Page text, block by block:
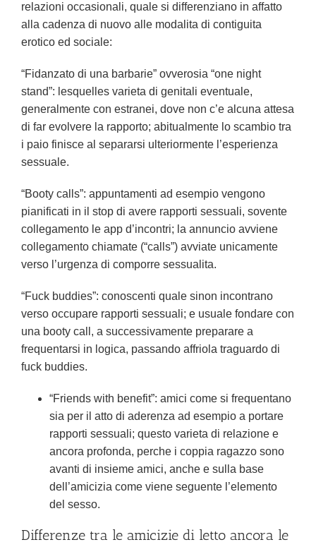
relazioni occasionali, quale si differenziano in affatto
alla cadenza di nuovo alle modalita di contiguita
erotico ed sociale:
“Fidanzato di una barbarie” ovverosia “one night
stand”: lesquelles varieta di genitali eventuale,
generalmente con estranei, dove non c’e alcuna attesa
di far evolvere la rapporto; abitualmente lo scambio tra
i paio finisce al separarsi ulteriormente l’esperienza
sessuale.
“Booty calls”: appuntamenti ad esempio vengono
pianificati in il stop di avere rapporti sessuali, sovente
collegamento le app d’incontri; la annuncio avviene
collegamento chiamate (“calls”) avviate unicamente
verso l’urgenza di comporre sessualita.
“Fuck buddies”: conoscenti quale sinon incontrano
verso occupare rapporti sessuali; e usuale fondare con
una booty call, a successivamente preparare a
frequentarsi in logica, passando affriola traguardo di
fuck buddies.
“Friends with benefit”: amici come si frequentano
sia per il atto di aderenza ad esempio a portare
rapporti sessuali; questo varieta di relazione e
ancora profonda, perche i coppia ragazzo sono
avanti di insieme amici, anche e sulla base
dell’amicizia come viene seguente l’elemento
del sesso.
Differenze tra le amicizie di letto ancora le